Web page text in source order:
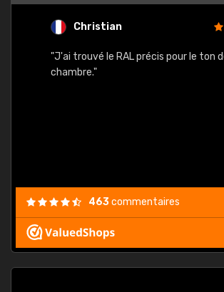
Christian
"J'ai trouvé le RAL précis pour le ton
chambre."
463commentaires